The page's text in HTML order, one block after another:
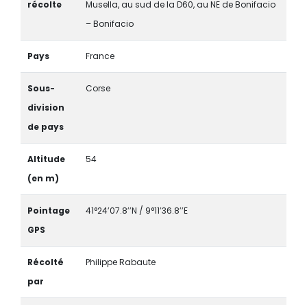
récolte
Musella, au sud de la D60, au NE de Bonifacio
– Bonifacio
Pays France
Sous-
division
de pays
Corse
Altitude
(en m)
54
Pointage
GPS
41°24’07.8’’N / 9°11’36.8’’E
Récolté
par
Philippe Rabaute